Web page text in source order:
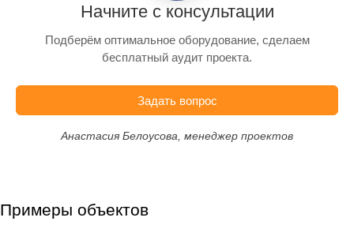
Начните с консультации
Подберём оптимальное оборудование, сделаем
бесплатный аудит проекта.
Задать вопрос
Анастасия Белоусова, менеджер проектов
Примеры объектов